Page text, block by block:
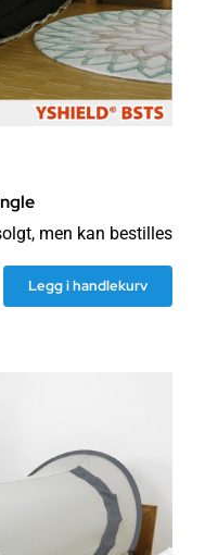
men kan bestilles
Legg i handlekurv